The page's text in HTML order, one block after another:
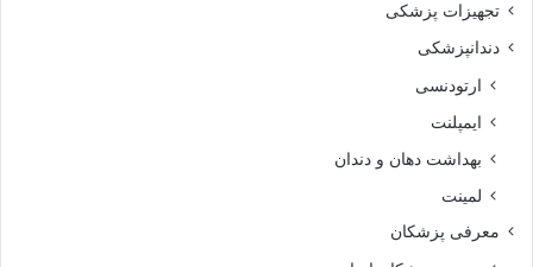
تجهیزات پزشکی
دندانپزشکی
ارتودنسی
ایمپلنت
بهداشت دهان و دندان
لمینت
معرفی پزشکان